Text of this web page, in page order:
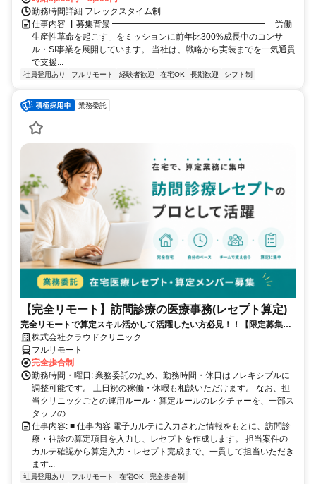
勤務時間詳細 フレックスタイム制
仕事内容 ▏募集背景 ━━━━━━━━━━━━━━━━━━ 「労働
生産性革命を起こす」をミッションに前年比300%成長中のコンサ
ル・SI事業を展開しています。 当社は、戦略から実装までを一気通貫
で支援...
社員登用あり フルリモート 経験者歓迎 在宅OK 長期歓迎 シフト制
業務委託
【完全リモート】訪問診療の医療事務(レセプト算定)
完全リモートで算定スキル活かして活躍したい方必見！！【限定募集】
完全リモート｜在宅医療レセプト算定（成果報酬型／業務委託）
株式会社クラウドクリニック
フルリモート
完全歩合制
勤務時間・曜日: 業務委託のため、勤務時間・休日はフレキシブルに
調整可能です。 土日祝の稼働・休暇も相談いただけます。 なお、担
当クリニックごとの運用ルール・算定ルールのレクチャーを、一部ス
タッフの...
仕事内容: ■ 仕事内容 電子カルテに入力された情報をもとに、訪問診
療・往診の算定項目を入力し、レセプトを作成します。 担当案件の
カルテ確認から算定入力・レセプト完成まで、一貫して担当いただき
ます...
社員登用あり フルリモート 在宅OK 完全歩合制